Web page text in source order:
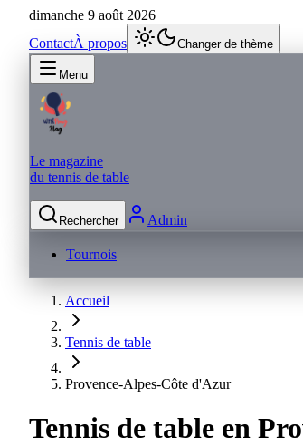
dimanche 9 août 2026
ContactÀ propos Changer de thème
Menu
Le magazine
du tennis de table
Rechercher Admin
Tournois
Accueil
Tennis de table
Provence-Alpes-Côte d'Azur
Tennis de table en